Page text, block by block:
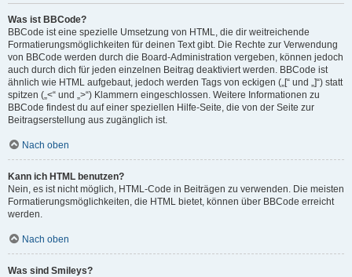
Was ist BBCode?
BBCode ist eine spezielle Umsetzung von HTML, die dir weitreichende
Formatierungsmöglichkeiten für deinen Text gibt. Die Rechte zur Verwendung
von BBCode werden durch die Board-Administration vergeben, können jedoch
auch durch dich für jeden einzelnen Beitrag deaktiviert werden. BBCode ist
ähnlich wie HTML aufgebaut, jedoch werden Tags von eckigen („[“ und „]“) statt
spitzen („<“ und „>“) Klammern eingeschlossen. Weitere Informationen zu
BBCode findest du auf einer speziellen Hilfe-Seite, die von der Seite zur
Beitragserstellung aus zugänglich ist.
Nach oben
Kann ich HTML benutzen?
Nein, es ist nicht möglich, HTML-Code in Beiträgen zu verwenden. Die meisten
Formatierungsmöglichkeiten, die HTML bietet, können über BBCode erreicht
werden.
Nach oben
Was sind Smileys?